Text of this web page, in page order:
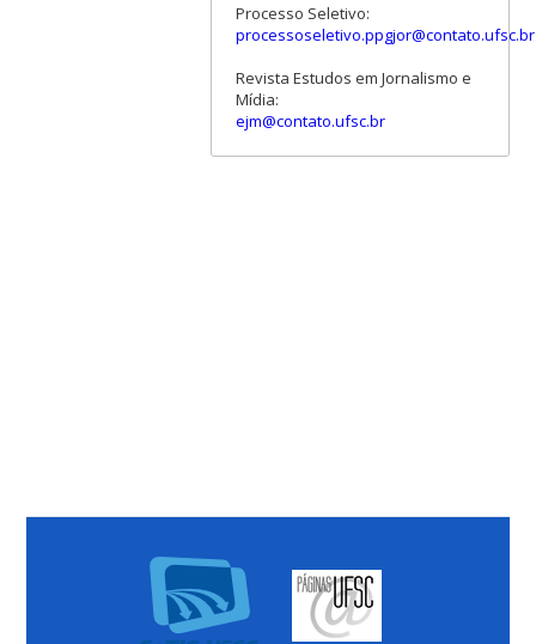
Processo Seletivo:
processoseletivo.ppgjor@contato.ufsc.br
Revista Estudos em Jornalismo e
Mídia:
ejm@contato.ufsc.br